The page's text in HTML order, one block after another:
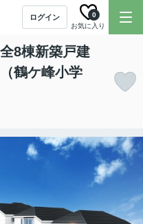
ログイン
お気に入り
0
8棟新築戸建
鶴ケ峰小学